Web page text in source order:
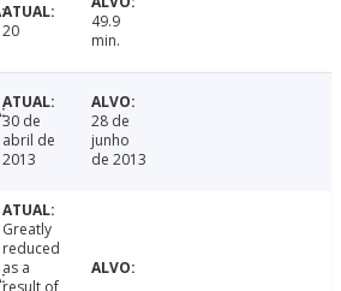
20
49.9
min.
30 de
abril de
2013
28 de
junho
de 2013
Greatly
reduced
as a